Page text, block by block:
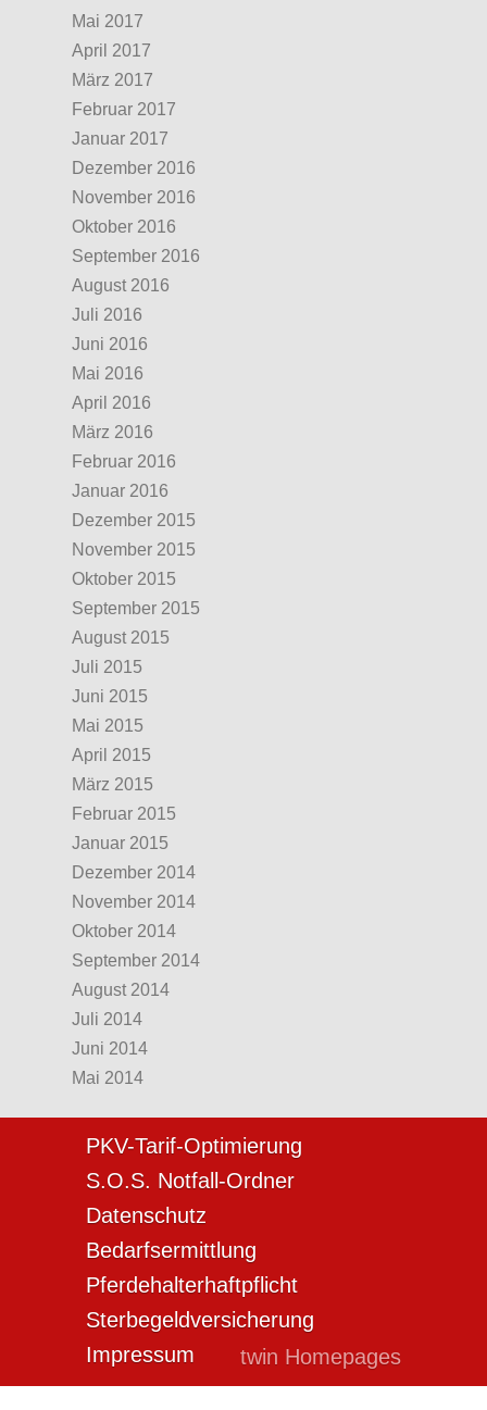
Mai 2017
April 2017
März 2017
Februar 2017
Januar 2017
Dezember 2016
November 2016
Oktober 2016
September 2016
August 2016
Juli 2016
Juni 2016
Mai 2016
April 2016
März 2016
Februar 2016
Januar 2016
Dezember 2015
November 2015
Oktober 2015
September 2015
August 2015
Juli 2015
Juni 2015
Mai 2015
April 2015
März 2015
Februar 2015
Januar 2015
Dezember 2014
November 2014
Oktober 2014
September 2014
August 2014
Juli 2014
Juni 2014
Mai 2014
PKV-Tarif-Optimierung
S.O.S. Notfall-Ordner
Datenschutz
Bedarfsermittlung
Pferdehalterhaftpflicht
Sterbegeldversicherung
Impressum
twin Homepages